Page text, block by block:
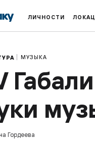
ЛИЧНОСТИ
МУЗЫКА
Гордеева